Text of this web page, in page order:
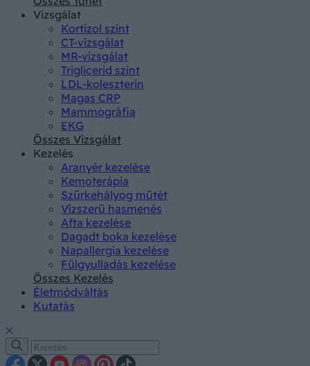
Vizsgálat
Kortizol szint
CT-vizsgálat
MR-vizsgálat
Triglicerid szint
LDL-koleszterin
Magas CRP
Mammográfia
EKG
Összes Vizsgálat
Kezelés
Aranyér kezelése
Kemoterápia
Szürkehályog műtét
Vízszerű hasmenés
Afta kezelése
Dagadt boka kezelése
Napallergia kezelése
Fülgyulladás kezelése
Összes Kezelés
Életmódváltás
Kutatás